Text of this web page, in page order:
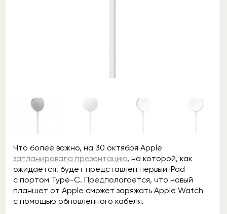
Что более важно, на 30 октября Apple
запланировала презентацию, на которой, как
ожидается, будет представлен первый iPad
с портом Type-C. Предполагается, что новый
планшет от Apple сможет заряжать Apple Watch
с помощью обновлённого кабеля.